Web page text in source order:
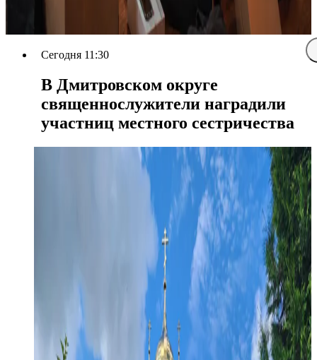
Сегодня 11:30
В Дмитровском округе
священнослужители наградили
участниц местного сестричества